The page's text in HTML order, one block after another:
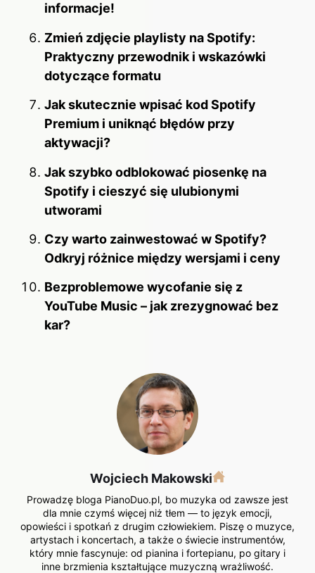
informacje!
Zmień zdjęcie playlisty na Spotify:
Praktyczny przewodnik i wskazówki
dotyczące formatu
Jak skutecznie wpisać kod Spotify
Premium i uniknąć błędów przy
aktywacji?
Jak szybko odblokować piosenkę na
Spotify i cieszyć się ulubionymi
utworami
Czy warto zainwestować w Spotify?
Odkryj różnice między wersjami i ceny
Bezproblemowe wycofanie się z
YouTube Music – jak zrezygnować bez
kar?
Wojciech Makowski
Prowadzę bloga PianoDuo.pl, bo muzyka od zawsze jest
dla mnie czymś więcej niż tłem — to język emocji,
opowieści i spotkań z drugim człowiekiem. Piszę o muzyce,
artystach i koncertach, a także o świecie instrumentów,
który mnie fascynuje: od pianina i fortepianu, po gitary i
inne brzmienia kształtujące muzyczną wrażliwość.